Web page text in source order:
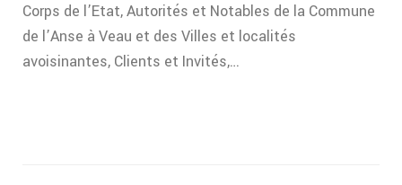
Corps de l’Etat, Autorités et Notables de la Commune
de l’Anse à Veau et des Villes et localités
avoisinantes, Clients et Invités,…